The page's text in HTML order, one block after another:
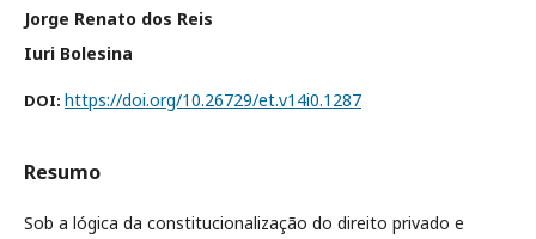
Jorge Renato dos Reis
Iuri Bolesina
DOI: https://doi.org/10.26729/et.v14i0.1287
Resumo
Sob a lógica da constitucionalização do direito privado e